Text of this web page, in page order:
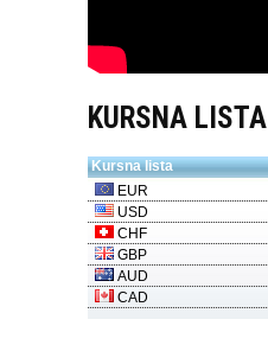
KURSNA LISTA